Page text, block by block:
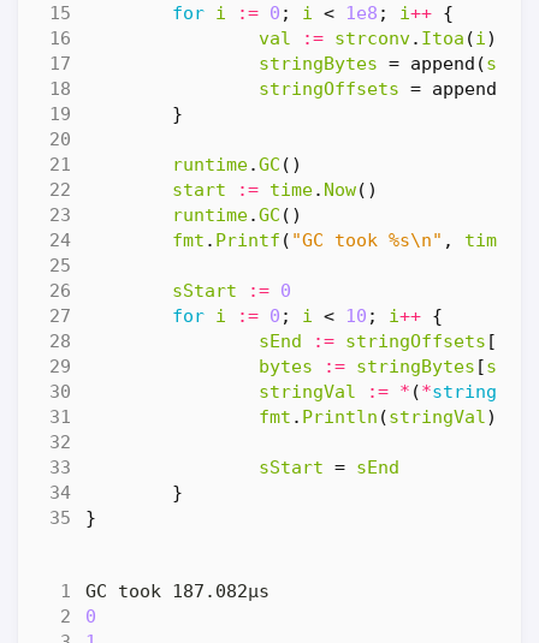
for i := 0 ; i < 1e8 ; i++ {
val
:= strconv. Itoa (i)
stringBytes = append (
stringOffsets = append
}
runtime.GC ()
start
:= time. Now()
runtime.GC ()
fmt . Printf ( "GC took %s\n" , time
sStart := 0
for i := 0 ; i < 10 ; i++ {
sEnd
:= stringOffsets [
bytes
:= stringBytes [
stringVal
:= * (*string
fmt . Println (stringVal)
sStart = sEnd
}
}
0